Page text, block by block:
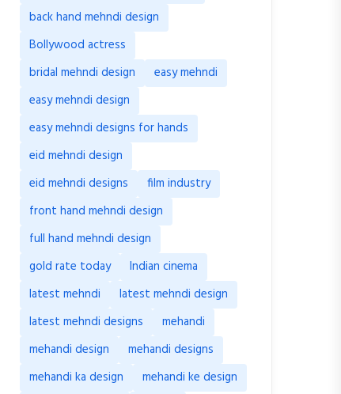
back hand mehndi design
Bollywood actress
bridal mehndi design
easy mehndi
easy mehndi design
easy mehndi designs for hands
eid mehndi design
eid mehndi designs
film industry
front hand mehndi design
full hand mehndi design
gold rate today
Indian cinema
latest mehndi
latest mehndi design
latest mehndi designs
mehandi
mehandi design
mehandi designs
mehandi ka design
mehandi ke design